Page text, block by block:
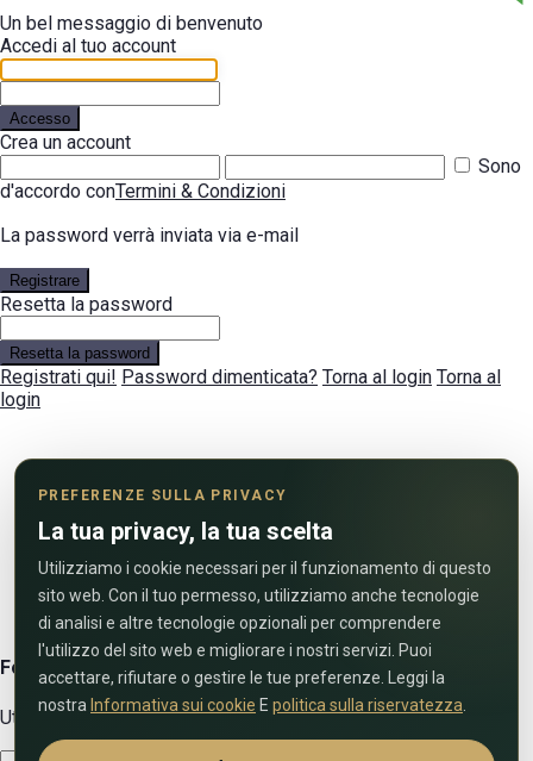
PREFERENZE SULLA PRIVACY
La tua privacy, la tua scelta
Utilizziamo i cookie necessari per il funzionamento di questo
sito web. Con il tuo permesso, utilizziamo anche tecnologie
di analisi e altre tecnologie opzionali per comprendere
l'utilizzo del sito web e migliorare i nostri servizi. Puoi
accettare, rifiutare o gestire le tue preferenze. Leggi la
nostra Informativa sui cookie E politica sulla riservatezza
Un bel messaggio di benvenuto
Accedi al tuo account
Accesso
Crea un account
Sono
d'accordo conTermini & Condizioni
La password verrà inviata via e-mail
Registrare
Resetta la password
Resetta la password
Registrati qui! Password dimenticata? Torna al login Torna al
login
Form di contatto diretto
Utilizza il modulo sottostante per contattarci!